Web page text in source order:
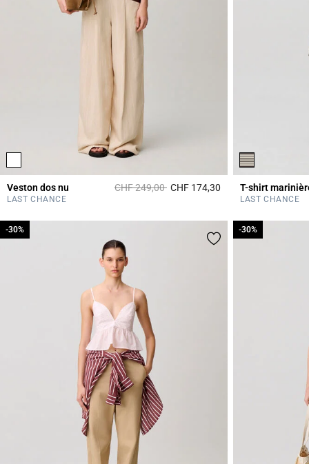
Veston dos nu Prix réduit à partir de
CHF 249,00àCHF 174,30 5 out of 5 Customer
LAST CHANCE
T-shirt
LAST CHANCE
-30%
-30% -30%
-30%